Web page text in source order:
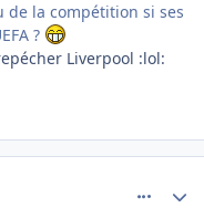
de la compétition si ses
?
Liverpool :lol: